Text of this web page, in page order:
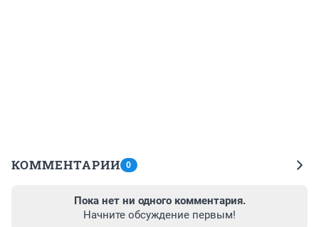
КОММЕНТАРИИ 0
Пока нет ни одного комментария.
Начните обсуждение первым!